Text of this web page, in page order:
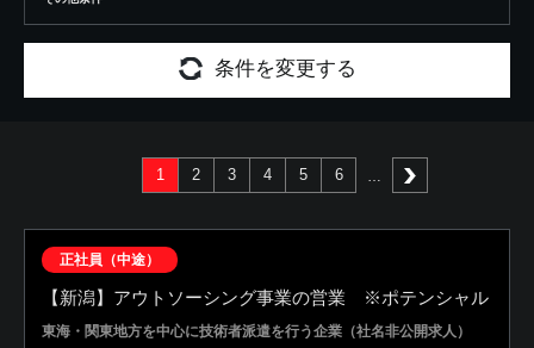
条件を変更する
1 2 3 4 5 6
正社員（中途）
【新潟】アウトソーシング事業の営業 ※ポテンシャル
東海・関東地方を中心に技術者派遣を行う企業（社名非公開求人）